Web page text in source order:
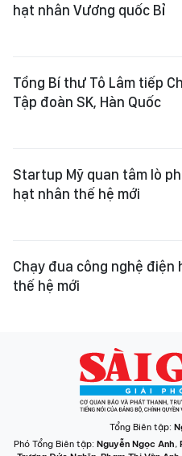
hạt nhân Vương quốc Bỉ
Tổng Bí thư Tô Lâm tiếp
Tập đoàn SK, Hàn Quốc
Startup Mỹ quan tâm lò
hạt nhân thế hệ mới
Chạy đua công nghệ điện
thế hệ mới
Tổng Biên tập:
Phó Tổng Biên tập: Nguyễn Ngọc Anh,